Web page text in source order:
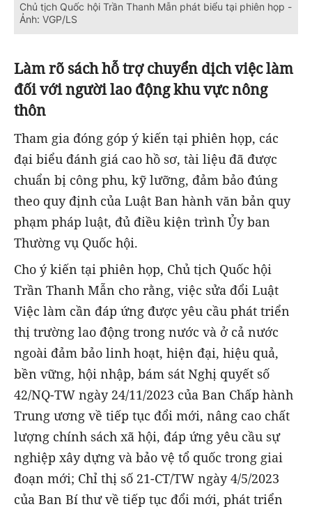
Chủ tịch Quốc hội Trần Thanh Mẫn phát biểu tại phiên họp -
Ảnh: VGP/LS
Làm rõ sách hỗ trợ chuyển dịch việc làm
đối với người lao động khu vực nông
thôn
Tham gia đóng góp ý kiến tại phiên họp, các
đại biểu đánh giá cao hồ sơ, tài liệu đã được
chuẩn bị công phu, kỹ lưỡng, đảm bảo đúng
theo quy định của Luật Ban hành văn bản quy
phạm pháp luật, đủ điều kiện trình Ủy ban
Thường vụ Quốc hội.
Cho ý kiến tại phiên họp, Chủ tịch Quốc hội
Trần Thanh Mẫn cho rằng, việc sửa đổi Luật
Việc làm cần đáp ứng được yêu cầu phát triển
thị trường lao động trong nước và ở cả nước
ngoài đảm bảo linh hoạt, hiện đại, hiệu quả,
bền vững, hội nhập, bám sát Nghị quyết số
42/NQ-TW ngày 24/11/2023 của Ban Chấp hành
Trung ương về tiếp tục đổi mới, nâng cao chất
lượng chính sách xã hội, đáp ứng yêu cầu sự
nghiệp xây dựng và bảo vệ tổ quốc trong giai
đoạn mới; Chỉ thị số 21-CT/TW ngày 4/5/2023
của Ban Bí thư về tiếp tục đổi mới, phát triển